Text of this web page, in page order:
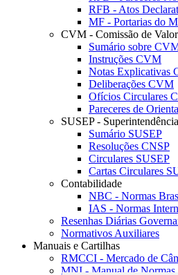
RFB - Atos
MF - Portarias do
CVM - Comissão de
Sumário sobre
Instruções CVM
Notas Explicativas
Deliberações CVM
Ofícios Circulares
Pareceres de
SUSEP -
Sumário SUSEP
Resoluções CNSP
Circulares SUSEP
Cartas Circulares
Contabilidade
NBC - Normas
IAS - Normas
Resenhas Diárias
Normativos Auxiliares
Manuais e Cartilhas
RMCCI - Mercado de
MNI - Manual de Normas